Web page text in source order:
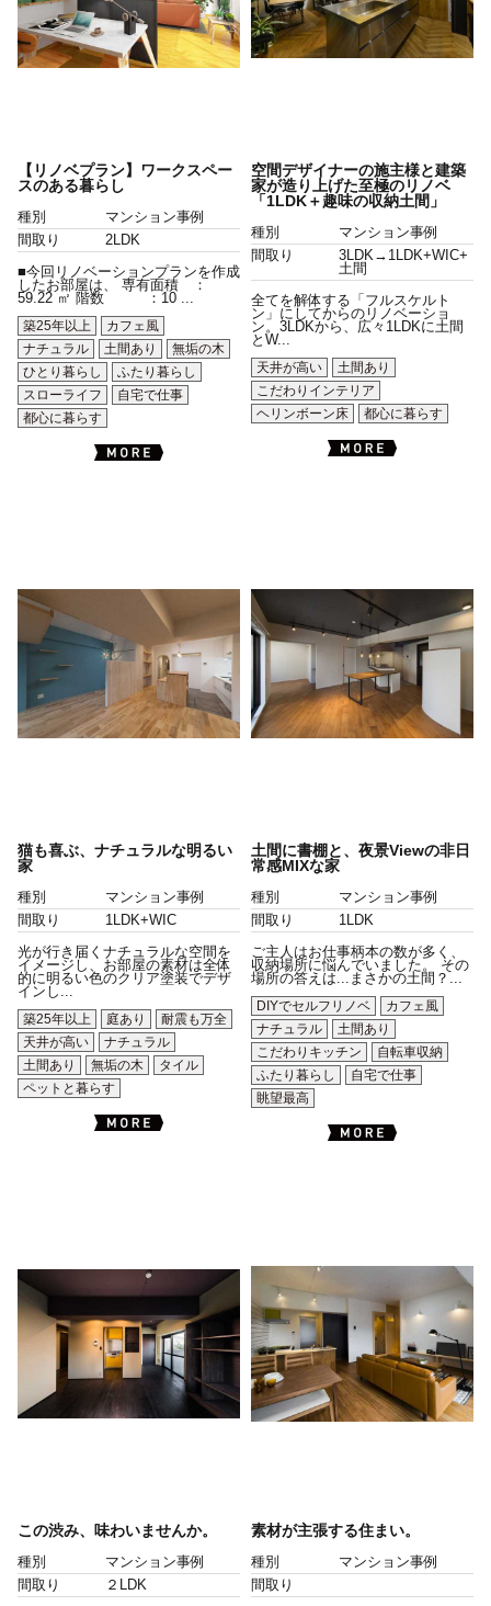
【リノベプラン】ワークスペー
スのある暮らし
種別
マンション事例
間取り
2LDK
■今回リノベーションプランを作成
したお部屋は、 専有面積 ：
59.22 ㎡ 階数 ：10 ...
築25年以上
カフェ風
ナチュラル
土間あり
無垢の木
ひとり暮らし
ふたり暮らし
スローライフ
自宅で仕事
都心に暮らす
空間デザイナーの施主様と建築
家が造り上げた至極のリノベ
「1LDK＋趣味の収納土間」
種別
マンション事例
間取り
3LDK→1LDK+WIC+
土間
全てを解体する「フルスケルト
ン」にしてからのリノベーショ
ン。3LDKから、広々1LDKに土間
とW...
天井が高い
土間あり
こだわりインテリア
ヘリンボーン床
都心に暮らす
猫も喜ぶ、ナチュラルな明るい
家
種別
マンション事例
間取り
1LDK+WIC
光が行き届くナチュラルな空間を
イメージし、お部屋の素材は全体
的に明るい色のクリア塗装でデザ
インし...
築25年以上
庭あり
耐震も万全
天井が高い
ナチュラル
土間あり
無垢の木
タイル
ペットと暮らす
土間に書棚と、夜景Viewの非日
常感MIXな家
種別
マンション事例
間取り
1LDK
ご主人はお仕事柄本の数が多く、
収納場所に悩んでいました。 その
場所の答えは...まさかの土間？...
DIYでセルフリノベ
カフェ風
ナチュラル
土間あり
こだわりキッチン
自転車収納
ふたり暮らし
自宅で仕事
眺望最高
この渋み、味わいませんか。
種別
マンション事例
間取り
２LDK
素材が主張する住まい。
種別
マンション事例
間取り